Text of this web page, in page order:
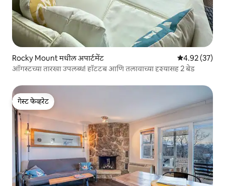
Rocky Mount मधील अपार्टमेंट 5 पैकी 4.92
4.92 (37)
ऑगस्टच्या तारखा उपलब्ध! हॉटटब आणि तलावाच्या दृश्यासह 2 बेड
गेस्ट फेव्हरेट
गेस्ट फेव्हरेट